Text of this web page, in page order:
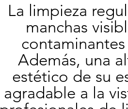
La limpieza
manchas
Además, una
estético de su
agradable a la